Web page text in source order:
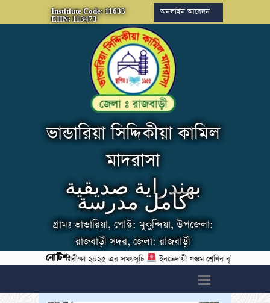
Institiute Code: 11633
EIIN: 113473
অনলাইন আবেদন
ভান্ডারিয়া সিদ্দিকীয়া কামিল
মাদরাসা
بهندراية صديقية
كامل مدرسة
গ্রামঃ ভান্ডারিয়া, পোস্ট: মুকুন্দিয়া, উপজেলা:
রাজবাড়ী সদর, জেলা: রাজবাড়ী
নোটিশ:
শ্রেণীর বৃত্তি পরীক্ষা ২০২৫ এর সময়সূচি ইবতেদায়ী পঞ্চম শ্রেণির বৃত্তি পরীক্ষা ২০২৫